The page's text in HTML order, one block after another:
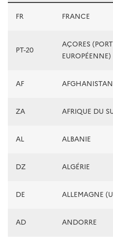
Liste des pays
FR FRANCE
PT-20
AÇORES
EUROPÉENNE)
AF AFGHANISTAN
ZA AFRIQUE DU
AL ALBANIE
DZ ALGÉRIE
DE ALLEMAGNE
AD ANDORRE